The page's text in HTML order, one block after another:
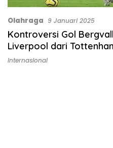
Olahraga 9 Januari 2025
Kontroversi Gol
Liverpool dari
Internasional